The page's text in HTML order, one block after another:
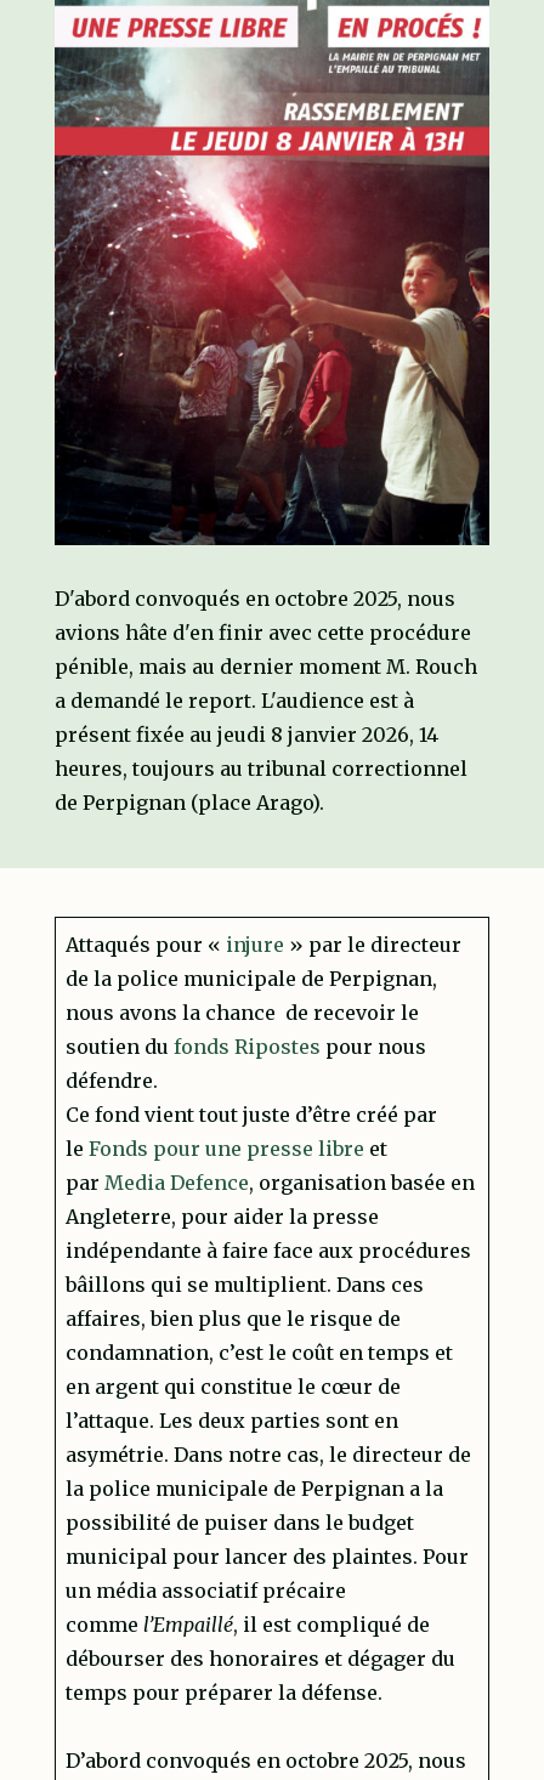
D'abord convoqués en octobre 2025, nous
avions hâte d'en finir avec cette procédure
pénible, mais au dernier moment M. Rouch
a demandé le report. L'audience est à
présent fixée au jeudi 8 janvier 2026, 14
heures, toujours au tribunal correctionnel
de Perpignan (place Arago).
Attaqués pour « injure » par le directeur
de la police municipale de Perpignan,
nous avons la chance de recevoir le
soutien du fonds Ripostes pour nous
défendre.
Ce fond vient tout juste d’être créé par
le Fonds pour une presse libre et
par Media Defence, organisation basée en
Angleterre, pour aider la presse
indépendante à faire face aux procédures
bâillons qui se multiplient. Dans ces
affaires, bien plus que le risque de
condamnation, c’est le coût en temps et
en argent qui constitue le cœur de
l’attaque. Les deux parties sont en
asymétrie. Dans notre cas, le directeur de
la police municipale de Perpignan a la
possibilité de puiser dans le budget
municipal pour lancer des plaintes. Pour
un média associatif précaire
comme l’Empaillé, il est compliqué de
débourser des honoraires et dégager du
temps pour préparer la défense.
D’abord convoqués en octobre 2025, nous